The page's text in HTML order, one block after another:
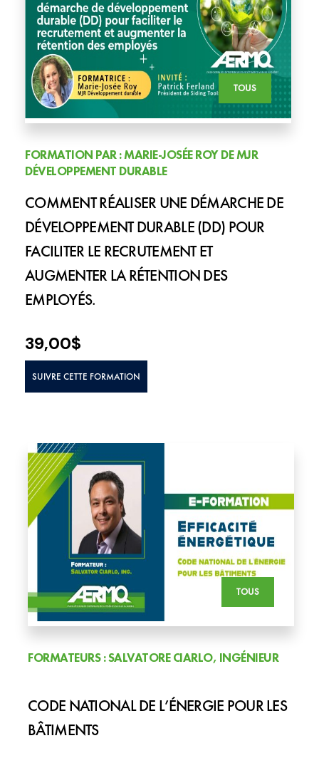
TOUS
FORMATION PAR : MARIE-JOSÉE ROY DE MJR
DÉVELOPPEMENT DURABLE
COMMENT RÉALISER UNE DÉMARCHE DE
DÉVELOPPEMENT DURABLE (DD) POUR
FACILITER LE RECRUTEMENT ET
AUGMENTER LA RÉTENTION DES
EMPLOYÉS.
39,00$
SUIVRE CETTE FORMATION
TOUS
FORMATEURS : SALVATORE CIARLO, INGÉNIEUR
CODE NATIONAL DE L’ÉNERGIE POUR LES
BÂTIMENTS